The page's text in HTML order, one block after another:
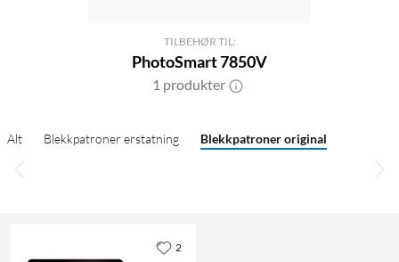
TILBEHØR TIL:
PhotoSmart 7850V
1 produkter
Alt Blekkpatroner erstatning Blekkpatroner original
2